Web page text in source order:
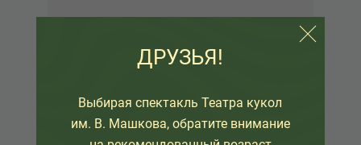
ДРУЗЬЯ!
Выбирая спектакль Театра кукол
им. В. Машкова, обратите внимание